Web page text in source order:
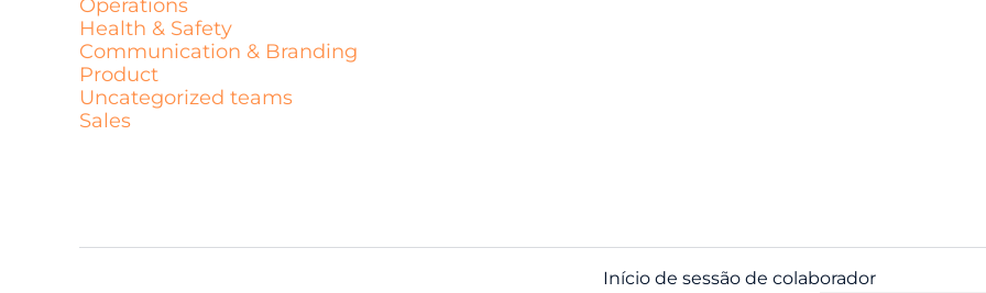
Operations
Health & Safety
Communication & Branding
Product
Uncategorized teams
Sales
Início de sessão de colaborador